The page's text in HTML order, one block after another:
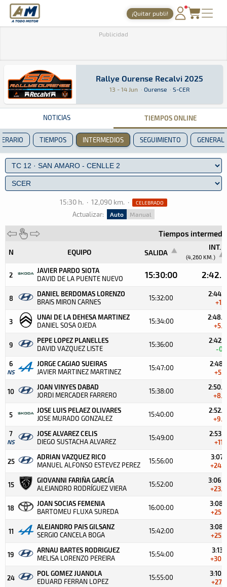
A Todo Motor · Revista del motor desde 1999
¡Quitar publi!
NOTICIAS
AGENDA
GALERÍAS
TIENDA
ARCHIVO
Publicidad
Rallye Ourense Recalvi 2025
Rallye Ourense Recalvi 2025
13 - 14 Jun · Ourense · S-CER
Rally · Rallye Ourense Recalvi 2025 · S-
Ourense
NOTICIAS TIEMPOS ONLINE
TIEMPOS INTERMEDIOS SEGUIMIENTO GENERAL
15:30 h. · 12,090 km. · CELEBRADO
Actualizar: Auto Manual
Tiempos
N EQUIPO SALIDA
INT. 1
(4,260 KM.)
2
JAVIER PARDO SIOTA
DAVID DE LA PUENTE NUEVO 15:30:00 2:42.6
8
DANIEL BERDOMAS LORENZO
BRAIS MIRON CARNES 15:32:00
2:44.3
+1.7
3
UNAI DE LA DEHESA MARTINEZ
DANIEL SOSA OJEDA 15:34:00
2:48.0
+5.4
9
PEPE LOPEZ PLANELLES
DAVID VAZQUEZ LISTE 15:36:00
2:42.5
-0.1
6
NS
JORGE CAGIAO SUEIRAS
JAVIER MARTINEZ MARTINEZ 15:47:00
2:48.1
+5.5
10
JOAN VINYES DABAD
JORDI MERCADER FARRERO 15:38:00
2:50.6
+8.0
5
JOSE LUIS PELAEZ OLIVARES
JOSE MURADO GONZALEZ 15:40:00
2:52.0
+9.4
7
NS
JOSE ALVAREZ CELIS
DIEGO SUSTACHA ALVAREZ 15:49:00
2:53.7
+11.1
25
ADRIAN VAZQUEZ RICO
MANUEL ALFONSO ESTEVEZ PEREZ 15:56:00
3:07.1
+24.5
15
GIOVANNI FARIÑA GARCÍA
ALEJANDRO RODRÍGUEZ VIERA 15:52:00
3:06.5
+23.9
18
JOAN SOCIAS FEMENIA
BARTOMEU FLUXA SUREDA 16:00:00
3:08.1
+25.5
11
ALEJANDRO PAIS GILSANZ
SERGIO CANCELA BOGA 15:42:00
3:08.1
+25.5
19
ARNAU BARTES RODRIGUEZ
MELISA LORENZO PEREIRA 15:54:00
3:13.1
+30.5
24
POL GOMEZ JUANOLA
EDUARD FERRAN LOPEZ 15:55:00
3:10.3
+27.7